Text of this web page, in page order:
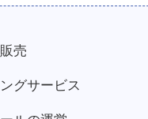
売
グサービス